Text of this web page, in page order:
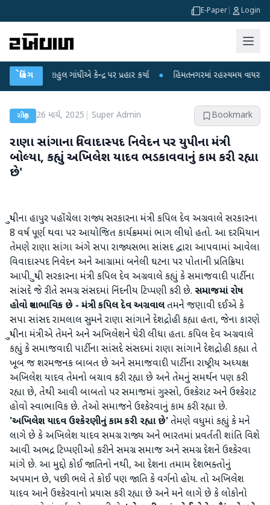
E-Paper Login
બ્રેકિંગ
રાહુલ ગાંધીએ કેન્દ્ર પર પ્રહાર કર્યા ● હિંમતનગરમાં રહસ્યમય વાયરસ કે ચાંદીપુરા?
રાષ્ટ્રીય 26 માર્ચ, 2025 Super Admin Bookmark
રાણા સાંગાના વિવાદાસ્પદ નિવેદન પર યુપીના મંત્રી
બોલ્યા, કહ્યું અખિલેશ યાદવ ભડકાવવાનું કામ કરી રહ્યા
છે'
યુપીના હાપુર પહોંચેલા રાજ્ય સરકારના મંત્રી કપિલ દેવ અગ્રવાલે સરકારના
8 વર્ષ પૂર્ણ થવા પર આયોજિત કાર્યક્રમમાં ભાગ લીધો હતો. આ દરમિયાન
તેમણે રાણા સાંગા અંગે સપા રાજ્યસભા સાંસદ દ્વારા આપવામાં આવેલા
વિવાદાસ્પદ નિવેદન અને આગ્રામાં બનેલી ઘટના પર પોતાની પ્રતિક્રિયા
આપી. યુપી સરકારના મંત્રી કપિલ દેવ અગ્રવાલે કહ્યું કે સમાજવાદી પાર્ટીના
સાંસદે જે રીતે સમગ્ર સંસદમાં નિંદનીય ટિપ્પણી કરી છે. સમાજમાં રોષ
હોવો સ્વાભાવિક છે - મંત્રી કપિલ દેવ અગ્રવાલતમને જણાવી દઈએ કે
સપા સાંસદ રામલાલ સુમને રાણા સાંગાને દેશદ્રોહી કહ્યા હતા, જેના કારણે
યુપીના મંત્રીએ તેમને અને અખિલેશને ઘેરી લીધા હતા. કપિલ દેવ અગ્રવાલે
કહ્યું કે સમાજવાદી પાર્ટીના સાંસદે સંસદમાં રાણા સાંગાને દેશદ્રોહી કહ્યા તે
ખૂબ જ શરમજનક બાબત છે અને સમાજવાદી પાર્ટીના રાષ્ટ્રીય અધ્યક્ષ
અખિલેશ યાદવ તેમનો બચાવ કરી રહ્યા છે અને તેમનું સમર્થન પણ કરી
રહ્યા છે, તેથી આવી બાબતો પર સમાજમાં ગુસ્સો, ઉશ્કેરાટ અને ઉશ્કેરાટ
હોવો સ્વાભાવિક છે. તેઓ સમાજને ઉશ્કેરવાનું કામ કરી રહ્યા છે.
'અખિલેશ યાદવ ઉશ્કેરણીનું કામ કરી રહ્યા છે' તેમણે વધુમાં કહ્યું કે મને
લાગે છે કે અખિલેશ યાદવ સમગ્ર રાજ્ય અને ભારતમાં પ્રવર્તતી શાંતિ વિશે
આવી અભદ્ર ટિપ્પણીઓ કરીને સમગ્ર સમાજ અને સમગ્ર દેશને ઉશ્કેરવા
માંગે છે. આ મુદ્દો કોઈ જાતિનો નથી, આ દેશના તમામ દેશભક્તોનું
અપમાન છે, પછી ભલે તે કોઈ પણ જાતિ કે વર્ગનો હોય. તો અખિલેશ
યાદવ આને ઉશ્કેરવાનો પ્રયાસ કરી રહ્યા છે અને મને લાગે છે કે લોકોનો